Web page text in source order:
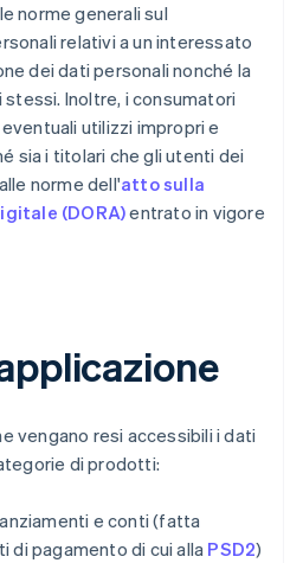
norme generali sul
relativi a un interessato
dei dati personali nonché la
Inoltre, i consumatori
utilizzi impropri e
sia i titolari che gli utenti dei
norme dell'atto sulla
(DORA)entrato in vigore
vengano resi accessibili i dati
di prodotti:
e conti (fatta
di pagamento di cui alla PSD2)